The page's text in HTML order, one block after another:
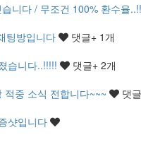
니다 / 무조건 100% 환수율
팅방입니다
댓글+ 1개
습니다..!!!!!
댓글+ 2개
중 소식 전합니다~~~
댓글
샷입니다